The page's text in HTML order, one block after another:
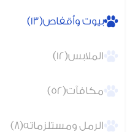
بيوت وأقفاص(13)
الملابس(12)
مكافآت(52)
الرمل ومستلزماته(8)